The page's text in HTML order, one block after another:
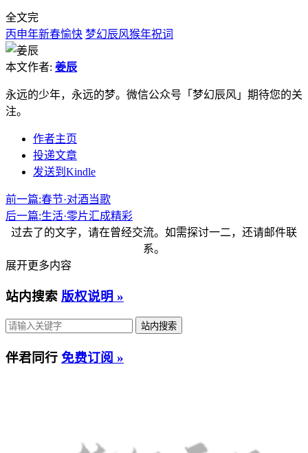
全文完
丙申年新春愉快 梦幻辰风猴年祝词
本文作者: 姜辰
永远的少年，永远的梦。微信公众号「梦幻辰风」期待您的关
注。
作者主页
投递文章
发送到Kindle
前一篇:春节·对酒当歌
后一篇:生活·零片汇成精彩
过去了的文字，请在曾经交流。如需探讨一二，还请邮件联
系。
展开更多内容
站内搜索 版权说明 »
伴君同行 免费订阅 »